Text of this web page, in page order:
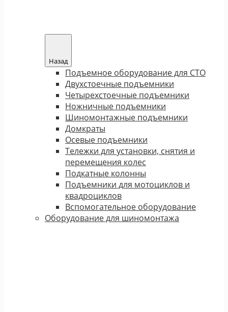
Назад
Подъемное оборудование для СТО
Двухстоечные подъемники
Четырехстоечные подъемники
Ножничные подъемники
Шиномонтажные подъемники
Домкраты
Осевые подъемники
Тележки для установки, снятия и
перемещения колес
Подкатные колонны
Подъемники для мотоциклов и
квадроциклов
Вспомогательное оборудование
Оборудование для шиномонтажа